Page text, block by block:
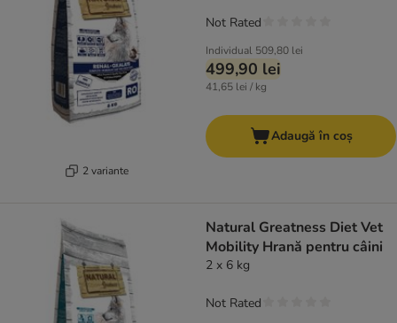
2 variante
Individual 509,80 lei
499,90 lei
41,65 lei / kg
Not Rated
Adaugă în coș
Natural Greatness Diet Vet
Mobility Hrană pentru câini
2 x 6 kg
Not Rated